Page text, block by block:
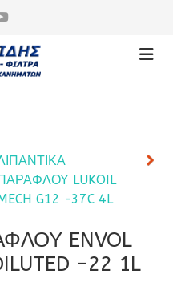
LUKOIL
G12 -37C 4L
ENVOL
-22 1L